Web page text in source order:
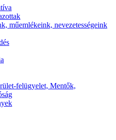
műemlékeink, nevezetességeink
felügyelet, Mentők,